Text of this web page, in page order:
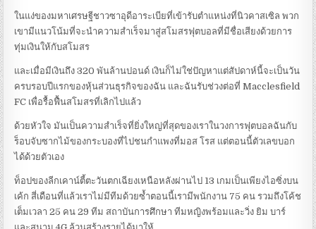
ในแง่ของมหาเศรษฐีชาวซาอุดีอาระเบียที่เข้ารับตำแหน่งที่นิวคาสเซิล พวก
เขามีแนวโน้มที่จะนำความสำเร็จมาสู่สโมสรฟุตบอลที่มีชื่อเสียงด้วยการ
ทุ่มเงินให้กับสโมสร
และเมื่อมีเงินถึง 320 พันล้านปอนด์ เงินก็ไม่ใช่ปัญหาแต่สัปดาห์นี้จะเป็นวัน
ครบรอบปีแรกของหุ้นส่วนธุรกิจของฉัน และฉันรับช่วงต่อที่ Macclesfield
FC เพื่อรื้อฟื้นสโมสรที่เลิกไปแล้ว
ด้วยหัวใจ มันเป็นความสำเร็จที่ยิ่งใหญ่ที่สุดของเราในวงการฟุตบอลฉันกับ
ร็อบจับซากไม้ของกระบองที่ไปชนกำแพงที่มอส โรส แต่ตอนนี้ตัวเลขบอก
ได้ด้วยตัวเอง
ท็อปของลีกเคาน์ตี้ตะวันตกเฉียงเหนือหลังผ่านไป 13 เกมเป็นเพียงไอซิ่งบน
เค้ก สี่เดือนที่แล้วเราไม่มีทีมด้วยซ้ำตอนนี้เรามีพนักงาน 75 คน รวมถึงโค้ช
เต็มเวลา 25 คน 29 ทีม สถาบันการศึกษา ทีมหญิงพร้อมและวิ่ง ยิม บาร์